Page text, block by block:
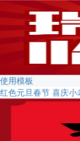
使用模板
红色元旦春节 喜庆